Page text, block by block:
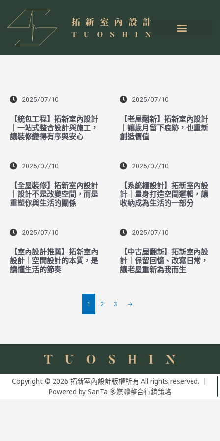
2025/07/10
【統包工程】拓新室內設計
｜一站式整合設計與施工，
讓裝修變得有序與安心
2025/07/10
【老屋翻新】拓新室內設計
｜讓歲月留下痕跡，也重新
創造價值
2025/07/10
【全屋裝修】拓新室內設計
｜設計不是改變空間，而是
重塑你與生活的關係
2025/07/10
【系統櫃設計】拓新室內設
計｜量身打造空間邏輯，讓
收納成為生活的一部分
2025/07/10
【室內設計推薦】拓新室內
設計｜空間設計的本質，是
讀懂生活的節奏
2025/07/10
【中古屋翻新】拓新室內設
計｜保留回憶、改寫日常，
讓老屋重新為我而生
1 2 3 →
Copyright © 2026 拓新室內設計版權所有 All rights reserved. ｜
Powered by SanTa 多媒體整合行銷策略